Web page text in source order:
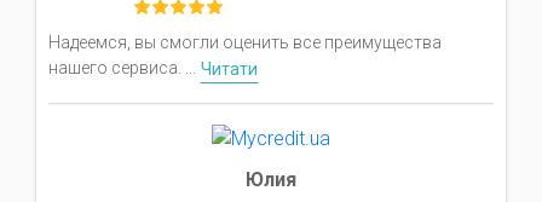
Надеемся, вы смогли оценить все преимущества
нашего сервиса. ... Читати
Юлия